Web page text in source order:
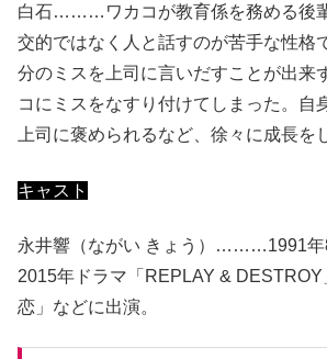
白石………ワカコが教育係を務める後
交的ではなく人と話すのが苦手な性格
分のミスを上司に言いだすことが出来
コにミスをなすり付けてしまった。自
上司に褒められるなど、徐々に成長を
キャスト
永井響（ながい きょう）………1991年
2015年ドラマ「REPLAY & DESTROY
恋」などに出演。